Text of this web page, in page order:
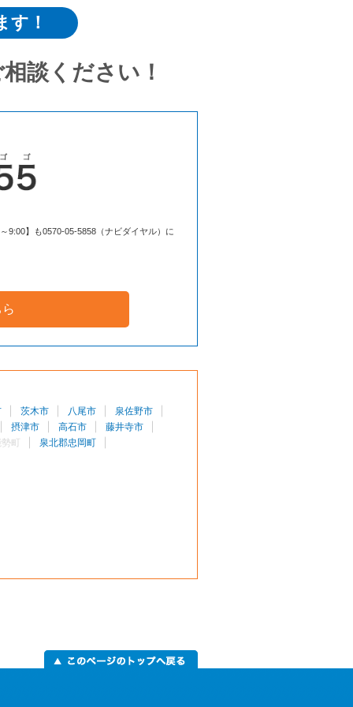
す！
談ください！
9:00】も0570-05-5858（ナビダイヤル）に
茨木市 八尾市
泉佐野市
摂津市
高石市
藤井寺市
町
泉北郡忠岡町